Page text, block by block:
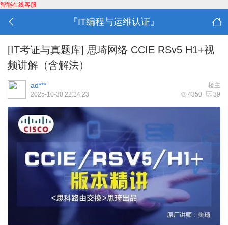
智能在线客服
『IT编程与运维认证』
[IT考证与真题库] 思琦网络 CCIE RSv5 H1+视
频讲解（含解法）
楼主
ad***
4350 39
2025-10-30 22:24:23